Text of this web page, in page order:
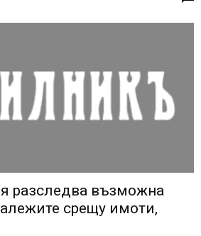
разследва възможна
срещу имоти,